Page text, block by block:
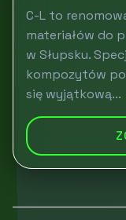
C-L to
materiałów do
w Słupsku.
kompozytów
się wyjątkową...